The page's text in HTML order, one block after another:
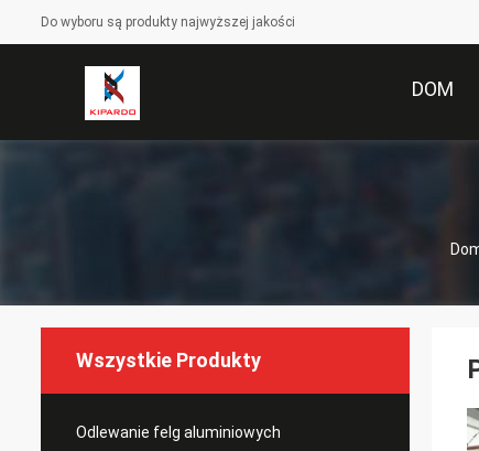
Do wyboru są produkty najwyższej jakości
DOM
Wszystkie Produkty
Odlewanie felg aluminiowych